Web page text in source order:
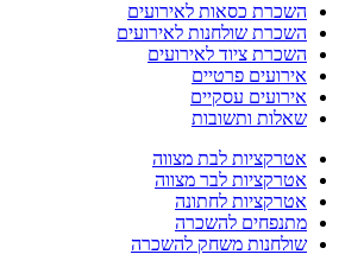
השכרת כסאות לאירועים
השכרת שולחנות לאירועים
השכרת ציוד לאירועים
אירועים פרטיים
אירועים עסקיים
שאלות ותשובות
אטרקציות לבת מצווה
אטרקציות לבר מצווה
אטרקציות לחתונה
מתנפחים להשכרה
שולחנות משחק להשכרה